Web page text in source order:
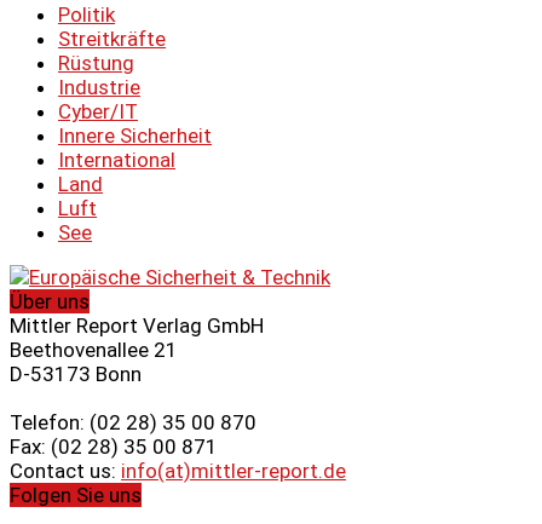
Politik
Streitkräfte
Rüstung
Industrie
Cyber/IT
Innere Sicherheit
International
Land
Luft
See
Über uns
Mittler Report Verlag GmbH
Beethovenallee 21
D-53173 Bonn
Telefon: (02 28) 35 00 870
Fax: (02 28) 35 00 871
Contact us: info(at)mittler-report.de
Folgen Sie uns